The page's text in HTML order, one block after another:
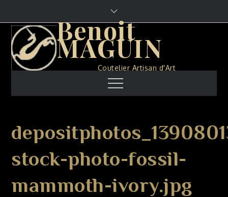
content
Benoit
MAGUIN
Coutelier Artisan d'Art
Menu
stock-photo-fossil-
mammoth-ivory.jpg